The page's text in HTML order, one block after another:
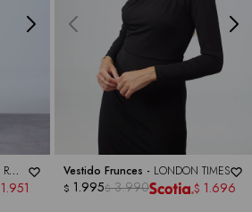
RM
1.951
Vestido Frunces - LONDON TIMES
$ 1.995$ 3.990 $ 1.696